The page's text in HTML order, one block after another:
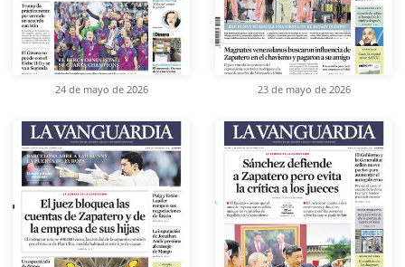
24 de mayo de 2026 23 de mayo de 2026